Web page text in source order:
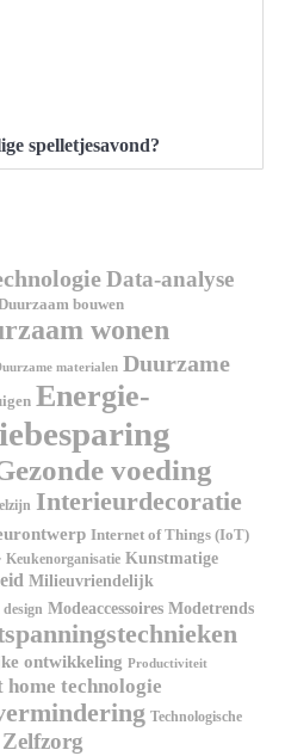
spelletjesavond?
Data-analyse
bouwen
wonen
materialen Duurzame
Energie-
voeding
Interieurdecoratie
Internet of Things (IoT)
Keukenorganisatie Kunstmatige
Milieuvriendelijk
Modeaccessoires Modetrends
ontwikkeling Productiviteit
home technologie
Technologische
Zelfzorg